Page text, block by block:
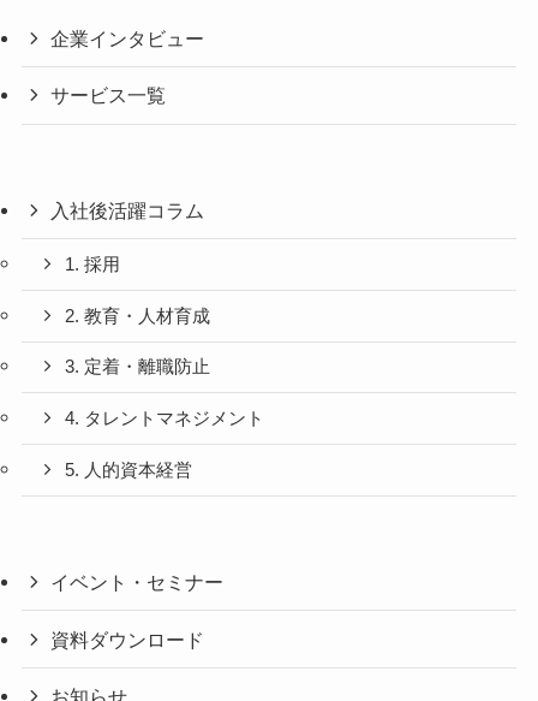
企業インタビュー
サービス一覧
入社後活躍コラム
1. 採用
2. 教育・人材育成
3. 定着・離職防止
4. タレントマネジメント
5. 人的資本経営
イベント・セミナー
資料ダウンロード
お知らせ